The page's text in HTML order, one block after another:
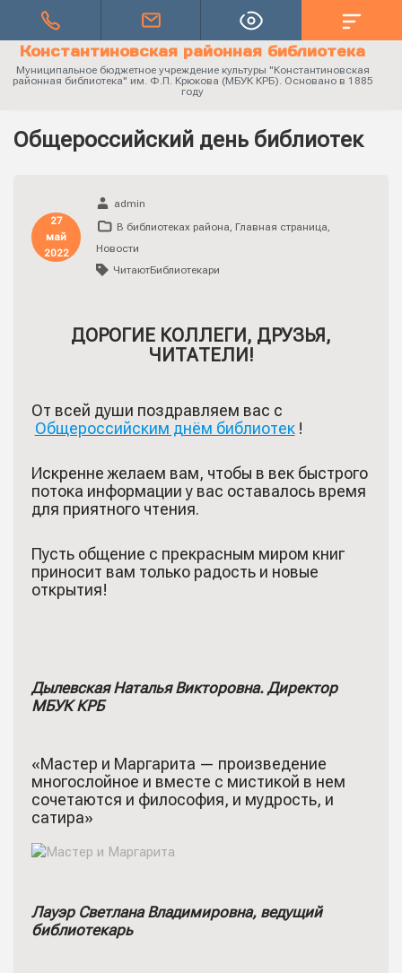
Константиновская районная библиотека
Муниципальное бюджетное учреждение культуры "Константиновская
районная библиотека" им. Ф.П. Крюкова (МБУК КРБ). Основано в 1885
году
Общероссийский день библиотек
27
май
2022
admin
В библиотеках района, Главная страница,
Новости
ЧитаютБиблиотекари
ДОРОГИЕ КОЛЛЕГИ, ДРУЗЬЯ,
ЧИТАТЕЛИ!
От всей души поздравляем вас с
Общероссийским днём библиотек !
Искренне желаем вам, чтобы в век быстрого
потока информации у вас оставалось время
для приятного чтения.
Пусть общение с прекрасным миром книг
приносит вам только радость и новые
открытия!
Дылевская Наталья Викторовна. Директор
МБУК КРБ
«Мастер и Маргарита — произведение
многослойное и вместе с мистикой в нем
сочетаются и философия, и мудрость, и
сатира»
Лауэр Светлана Владимировна, ведущий
библиотекарь